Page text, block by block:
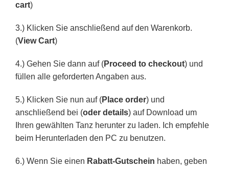
cart)
3.) Klicken Sie anschließend auf den Warenkorb.
(View Cart)
4.) Gehen Sie dann auf (Proceed to checkout) und
füllen alle geforderten Angaben aus.
5.) Klicken Sie nun auf (Place order) und
anschließend bei (oder details) auf Download um
Ihren gewählten Tanz herunter zu laden. Ich empfehle
beim Herunterladen den PC zu benutzen.
6.) Wenn Sie einen Rabatt-Gutschein haben, geben